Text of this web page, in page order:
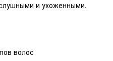
и ухоженными.
волос